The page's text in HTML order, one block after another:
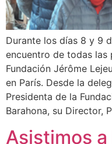
Durante los días 8 y 9
encuentro de todas las
Fundación Jérôme
en París. Desde la
Presidenta de la
Barahona, su Director,
Asistimos